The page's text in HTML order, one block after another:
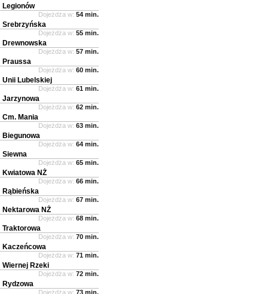
Legionów
Dojeżdża w: 54 min.
Srebrzyńska
Dojeżdża w: 55 min.
Drewnowska
Dojeżdża w: 57 min.
Praussa
Dojeżdża w: 60 min.
Unii Lubelskiej
Dojeżdża w: 61 min.
Jarzynowa
Dojeżdża w: 62 min.
Cm. Mania
Dojeżdża w: 63 min.
Biegunowa
Dojeżdża w: 64 min.
Siewna
Dojeżdża w: 65 min.
Kwiatowa NŻ
Dojeżdża w: 66 min.
Rąbieńska
Dojeżdża w: 67 min.
Nektarowa NŻ
Dojeżdża w: 68 min.
Traktorowa
Dojeżdża w: 70 min.
Kaczeńcowa
Dojeżdża w: 71 min.
Wiernej Rzeki
Dojeżdża w: 72 min.
Rydzowa
Dojeżdża w: 73 min.